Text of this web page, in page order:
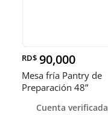
RD$ 90,000
Mesa fría Pantry de
Preparación 48”
Cuenta verificada